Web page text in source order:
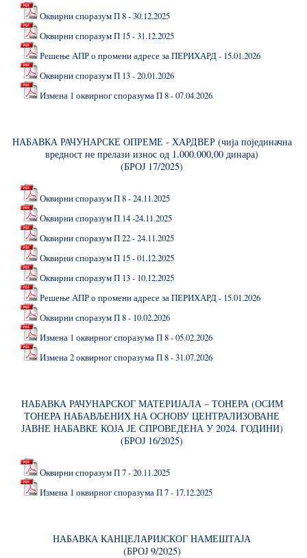
Оквирни споразум П 8 - 30.12.2025
Оквирни споразум П 15 - 31.12.2025
Решење АПР о промени адресе за ПЕРИХАРД - 15.01.2026
Оквирни споразум П 13 - 20.01.2026
Измена 1 оквирног споразума П 8 - 07.04.2026
НАБАВКА РАЧУНАРСКЕ ОПРЕМЕ - ХАРДВЕР (чија појединачна
вредност не прелази износ од 1.000.000,00 динара)
(БРОЈ 17/2025)
Оквирни споразум П 8 - 24.11.2025
Оквирни споразум П 14 -24.11.2025
Оквирни споразум П 22 - 24.11.2025
Оквирни споразум П 15 - 01.12.2025
Оквирни споразум П 13 - 10.12.2025
Решење АПР о промени адресе за ПЕРИХАРД - 15.01.2026
Оквирни споразум П 8 - 10.02.2026
Измена 1 оквирног споразума П 8 - 05.02.2026
Измена 2 оквирног споразума П 8 - 31.07.2026
НАБАВКА РАЧУНАРСКОГ МАТЕРИЈАЛА – ТОНЕРА (ОСИМ
ТОНЕРА НАБАВЉЕНИХ НА ОСНОВУ ЦЕНТРАЛИЗОВАНЕ
ЈАВНЕ НАБАВКЕ КОЈА ЈЕ СПРОВЕДЕНА У 2024. ГОДИНИ)
(БРОЈ 16/2025)
Оквирни споразум П 7 - 20.11.2025
Измена 1 оквирног споразума П 7 - 17.12.2025
НАБАВКА КАНЦЕЛАРИЈСКОГ НАМЕШТАЈА
(БРОЈ 9/2025)